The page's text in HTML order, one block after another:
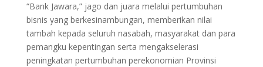
“Bank Jawara,” jago dan juara melalui pertumbuhan
bisnis yang berkesinambungan, memberikan nilai
tambah kepada seluruh nasabah, masyarakat dan para
pemangku kepentingan serta mengakselerasi
peningkatan pertumbuhan perekonomian Provinsi